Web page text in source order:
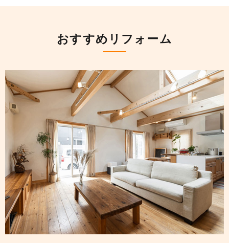
おすすめリフォーム